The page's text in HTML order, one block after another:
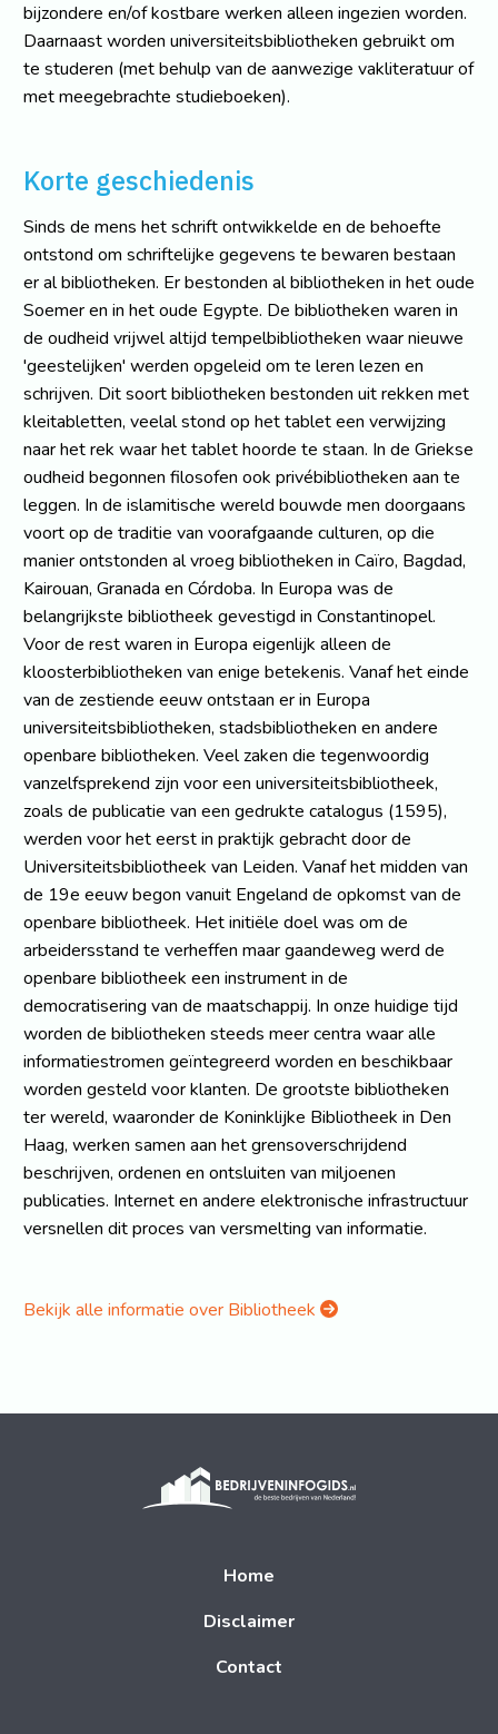
bijzondere en/of kostbare werken alleen ingezien worden.
Daarnaast worden universiteitsbibliotheken gebruikt om
te studeren (met behulp van de aanwezige vakliteratuur of
met meegebrachte studieboeken).
Korte geschiedenis
Sinds de mens het schrift ontwikkelde en de behoefte
ontstond om schriftelijke gegevens te bewaren bestaan
er al bibliotheken. Er bestonden al bibliotheken in het oude
Soemer en in het oude Egypte. De bibliotheken waren in
de oudheid vrijwel altijd tempelbibliotheken waar nieuwe
'geestelijken' werden opgeleid om te leren lezen en
schrijven. Dit soort bibliotheken bestonden uit rekken met
kleitabletten, veelal stond op het tablet een verwijzing
naar het rek waar het tablet hoorde te staan. In de Griekse
oudheid begonnen filosofen ook privébibliotheken aan te
leggen. In de islamitische wereld bouwde men doorgaans
voort op de traditie van voorafgaande culturen, op die
manier ontstonden al vroeg bibliotheken in Caïro, Bagdad,
Kairouan, Granada en Córdoba. In Europa was de
belangrijkste bibliotheek gevestigd in Constantinopel.
Voor de rest waren in Europa eigenlijk alleen de
kloosterbibliotheken van enige betekenis. Vanaf het einde
van de zestiende eeuw ontstaan er in Europa
universiteitsbibliotheken, stadsbibliotheken en andere
openbare bibliotheken. Veel zaken die tegenwoordig
vanzelfsprekend zijn voor een universiteitsbibliotheek,
zoals de publicatie van een gedrukte catalogus (1595),
werden voor het eerst in praktijk gebracht door de
Universiteitsbibliotheek van Leiden. Vanaf het midden van
de 19e eeuw begon vanuit Engeland de opkomst van de
openbare bibliotheek. Het initiële doel was om de
arbeidersstand te verheffen maar gaandeweg werd de
openbare bibliotheek een instrument in de
democratisering van de maatschappij. In onze huidige tijd
worden de bibliotheken steeds meer centra waar alle
informatiestromen geïntegreerd worden en beschikbaar
worden gesteld voor klanten. De grootste bibliotheken
ter wereld, waaronder de Koninklijke Bibliotheek in Den
Haag, werken samen aan het grensoverschrijdend
beschrijven, ordenen en ontsluiten van miljoenen
publicaties. Internet en andere elektronische infrastructuur
versnellen dit proces van versmelting van informatie.
Bekijk alle informatie over Bibliotheek
Home
Disclaimer
Contact